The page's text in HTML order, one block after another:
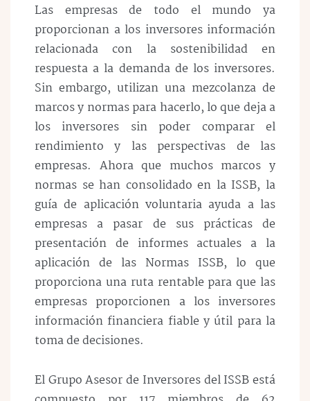
Las empresas de todo el mundo ya
proporcionan a los inversores información
relacionada con la sostenibilidad en
respuesta a la demanda de los inversores.
Sin embargo, utilizan una mezcolanza de
marcos y normas para hacerlo, lo que deja a
los inversores sin poder comparar el
rendimiento y las perspectivas de las
empresas. Ahora que muchos marcos y
normas se han consolidado en la ISSB, la
guía de aplicación voluntaria ayuda a las
empresas a pasar de sus prácticas de
presentación de informes actuales a la
aplicación de las Normas ISSB, lo que
proporciona una ruta rentable para que las
empresas proporcionen a los inversores
información financiera fiable y útil para la
toma de decisiones.
El Grupo Asesor de Inversores del ISSB está